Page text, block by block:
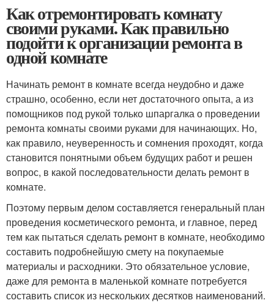
Как отремонтировать комнату
своими руками. Как правильно
подойти к организации ремонта в
одной комнате
Начинать ремонт в комнате всегда неудобно и даже
страшно, особенно, если нет достаточного опыта, а из
помощников под рукой только шпаргалка о проведении
ремонта комнаты своими руками для начинающих. Но,
как правило, неуверенность и сомнения проходят, когда
становится понятными объем будущих работ и решен
вопрос, в какой последовательности делать ремонт в
комнате.
Поэтому первым делом составляется генеральный план
проведения косметического ремонта, и главное, перед
тем как пытаться сделать ремонт в комнате, необходимо
составить подробнейшую смету на покупаемые
материалы и расходники. Это обязательное условие,
даже для ремонта в маленькой комнате потребуется
составить список из нескольких десятков наименований.